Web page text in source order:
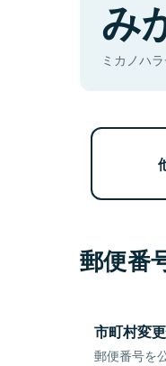
み
ミカノハ
郵便番
市町村変
郵便番号を